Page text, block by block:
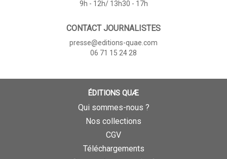
9h - 12h/ 13h30 - 17h
CONTACT JOURNALISTES
presse@editions-quae.com
06 71 15 24 28
ÉDITIONS QUÆ
Qui sommes-nous ?
Nos collections
CGV
Téléchargements